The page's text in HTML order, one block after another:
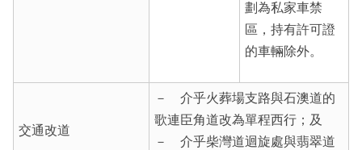
劃為私家車禁
區，持有許可證
的車輛除外。
交通改道
－ 介乎火葬場支路與石澳道的
歌連臣角道改為單程西行；及
－ 介乎柴灣道迴旋處與翡翠道